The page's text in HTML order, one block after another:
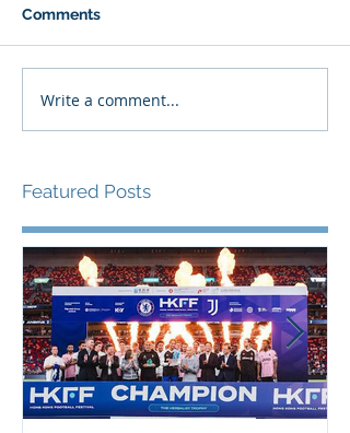
Comments
Write a comment...
Featured Posts